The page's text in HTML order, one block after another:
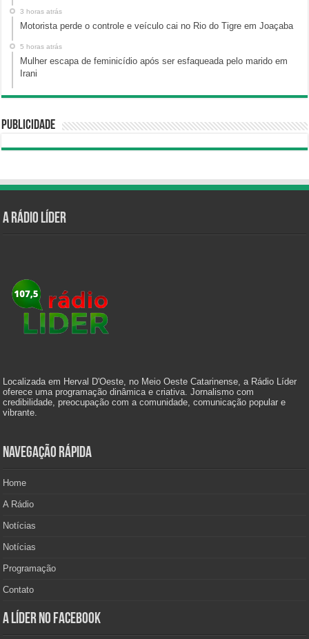
3 horas atrás
Motorista perde o controle e veículo cai no Rio do Tigre em Joaçaba
5 horas atrás
Mulher escapa de feminicídio após ser esfaqueada pelo marido em
Irani
Publicidade
A Rádio Líder
Localizada em Herval D'Oeste, no Meio Oeste Catarinense, a Rádio Líder
oferece uma programação dinâmica e criativa. Jornalismo com
credibilidade, preocupação com a comunidade, comunicação popular e
vibrante.
Navegação Rápida
Home
A Rádio
Notícias
Notícias
Programação
Contato
A Líder no Facebook